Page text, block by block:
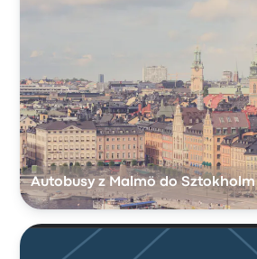
Autobusy z Malmö do Sztokholm